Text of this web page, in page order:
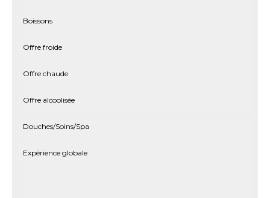
Boissons
Offre froide
Offre chaude
Offre alcoolisée
Douches/Soins/Spa
Expérience globale